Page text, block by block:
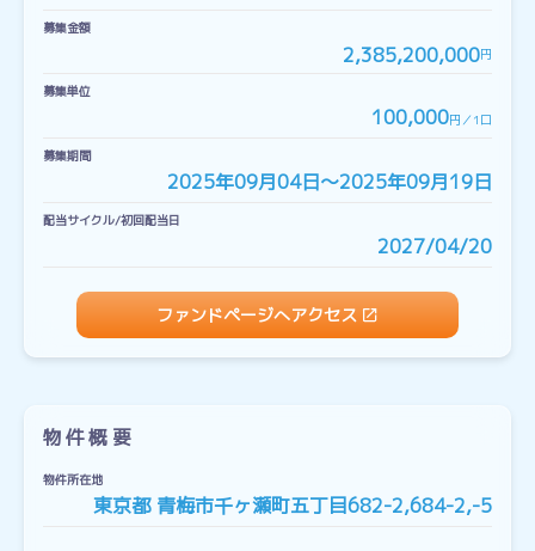
募集金額
2,385,200,000円
募集単位
100,000円／1口
募集期間
2025年09月04日〜2025年09月19日
配当サイクル/初回配当日
2027/04/20
ファンドページへアクセス
物件概要
物件所在地
東京都 青梅市千ヶ瀬町五丁目682-2,684-2,-5